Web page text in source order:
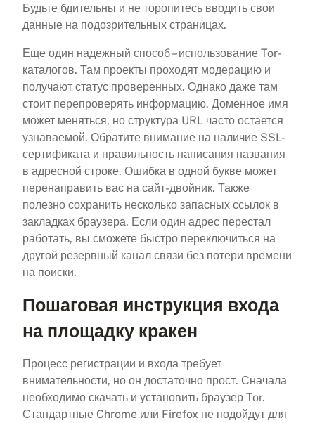
Будьте бдительны и не торопитесь вводить свои
данные на подозрительных страницах.
Еще один надежный способ – использование Tor-
каталогов. Там проекты проходят модерацию и
получают статус проверенных. Однако даже там
стоит перепроверять информацию. Доменное имя
может меняться, но структура URL часто остается
узнаваемой. Обратите внимание на наличие SSL-
сертификата и правильность написания названия
в адресной строке. Ошибка в одной букве может
перенаправить вас на сайт-двойник. Также
полезно сохранить несколько запасных ссылок в
закладках браузера. Если один адрес перестал
работать, вы сможете быстро переключиться на
другой резервный канал связи без потери времени
на поиски.
Пошаговая инструкция входа
на площадку кракен
Процесс регистрации и входа требует
внимательности, но он достаточно прост. Сначала
необходимо скачать и установить браузер Tor.
Стандартные Chrome или Firefox не подойдут для